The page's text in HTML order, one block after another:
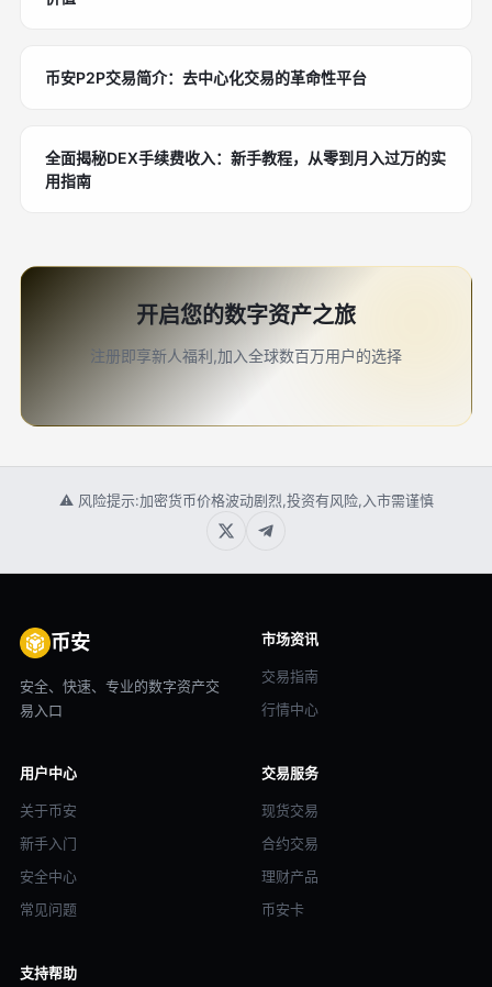
币安P2P交易简介：去中心化交易的革命性平台
全面揭秘DEX手续费收入：新手教程，从零到月入过万的实
用指南
开启您的数字资产之旅
注册即享新人福利,加入全球数百万用户的选择
⚠ 风险提示:加密货币价格波动剧烈,投资有风险,入市需谨慎
币安
安全、快速、专业的数字资产交
易入口
市场资讯
交易指南
行情中心
用户中心
关于币安
新手入门
安全中心
常见问题
交易服务
现货交易
合约交易
理财产品
币安卡
支持帮助